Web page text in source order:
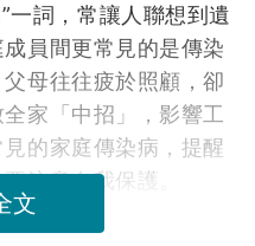
一詞，常讓人聯想到遺
員間更常見的是傳染
母往往疲於照顧，卻
家「中招」，影響工
的家庭傳染病，提醒
注意自我保護。
文